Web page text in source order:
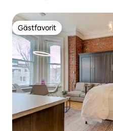
Gästfavorit
Gästfavorit